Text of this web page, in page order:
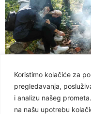
Koristimo kolačiće za
pregledavanja,
i analizu našeg
na našu upotrebu